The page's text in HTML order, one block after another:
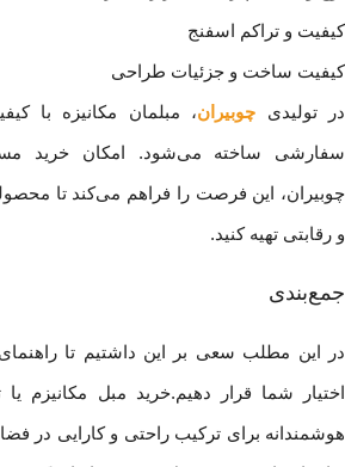
کیفیت و تراکم اسفنج
کیفیت ساخت و جزئیات طراحی
در تولیدی چوبیران، مبلمان مکانیزه با
سفارشی ساخته می‌شود. امکان خرید
چوبیران، این فرصت را فراهم می‌کند تا
و رقابتی تهیه کنید.
جمع‌بندی
در این مطلب سعی بر این داشتیم تا
اختیار شما قرار دهیم.خرید مبل مکانیزم
هوشمندانه برای ترکیب راحتی و کارایی در